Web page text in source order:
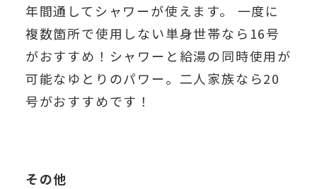
年間通してシャワーが使えます。 一度に
複数箇所で使用しない単身世帯なら16号
がおすすめ！シャワーと給湯の同時使用が
可能なゆとりのパワー。二人家族なら20
号がおすすめです！
その他